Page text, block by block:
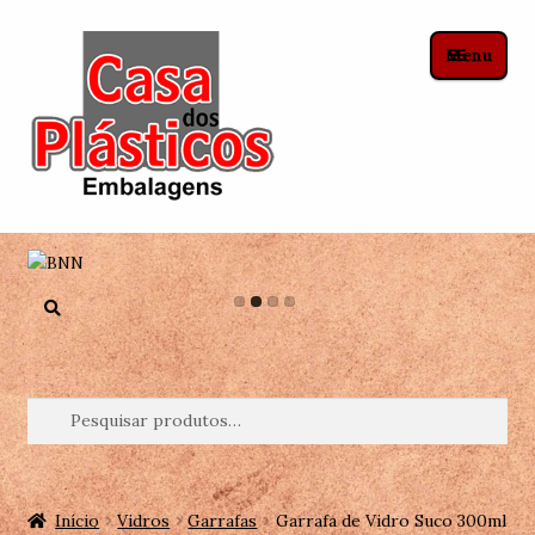
navegação
conteúdo
Menu
Início
Contato
Horários
Localização
Produtos
Pesquisar
Pesquisar
Início Vidros Garrafas Garrafa de Vidro Suco 300ml